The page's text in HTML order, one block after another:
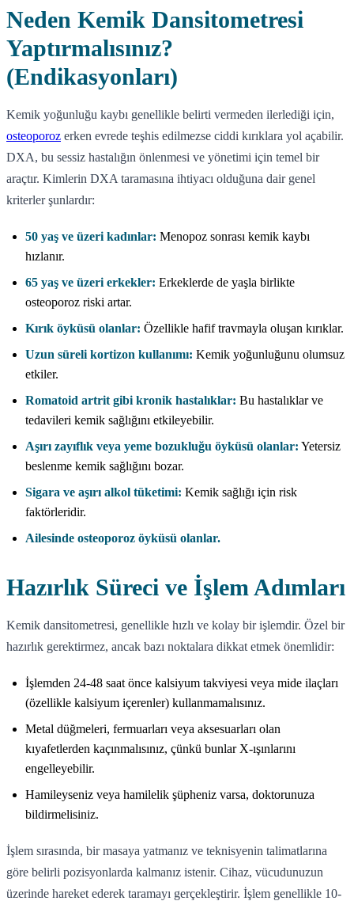
Neden Kemik Dansitometresi
Yaptırmalısınız?
(Endikasyonları)
Kemik yoğunluğu kaybı genellikle belirti vermeden ilerlediği için,
osteoporoz erken evrede teşhis edilmezse ciddi kırıklara yol açabilir.
DXA, bu sessiz hastalığın önlenmesi ve yönetimi için temel bir
araçtır. Kimlerin DXA taramasına ihtiyacı olduğuna dair genel
kriterler şunlardır:
50 yaş ve üzeri kadınlar: Menopoz sonrası kemik kaybı
hızlanır.
65 yaş ve üzeri erkekler: Erkeklerde de yaşla birlikte
osteoporoz riski artar.
Kırık öyküsü olanlar: Özellikle hafif travmayla oluşan kırıklar.
Uzun süreli kortizon kullanımı: Kemik yoğunluğunu olumsuz
etkiler.
Romatoid artrit gibi kronik hastalıklar: Bu hastalıklar ve
tedavileri kemik sağlığını etkileyebilir.
Aşırı zayıflık veya yeme bozukluğu öyküsü olanlar: Yetersiz
beslenme kemik sağlığını bozar.
Sigara ve aşırı alkol tüketimi: Kemik sağlığı için risk
faktörleridir.
Ailesinde osteoporoz öyküsü olanlar.
Hazırlık Süreci ve İşlem Adımları
Kemik dansitometresi, genellikle hızlı ve kolay bir işlemdir. Özel bir
hazırlık gerektirmez, ancak bazı noktalara dikkat etmek önemlidir:
İşlemden 24-48 saat önce kalsiyum takviyesi veya mide ilaçları
(özellikle kalsiyum içerenler) kullanmamalısınız.
Metal düğmeleri, fermuarları veya aksesuarları olan
kıyafetlerden kaçınmalısınız, çünkü bunlar X-ışınlarını
engelleyebilir.
Hamileyseniz veya hamilelik şüpheniz varsa, doktorunuza
bildirmelisiniz.
İşlem sırasında, bir masaya yatmanız ve teknisyenin talimatlarına
göre belirli pozisyonlarda kalmanız istenir. Cihaz, vücudunuzun
üzerinde hareket ederek taramayı gerçekleştirir. İşlem genellikle 10-